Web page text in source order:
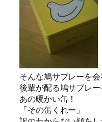
そんな鳩サブレーを
後輩が配る鳩サブレ
あの暖かい缶！
「その缶くれー」